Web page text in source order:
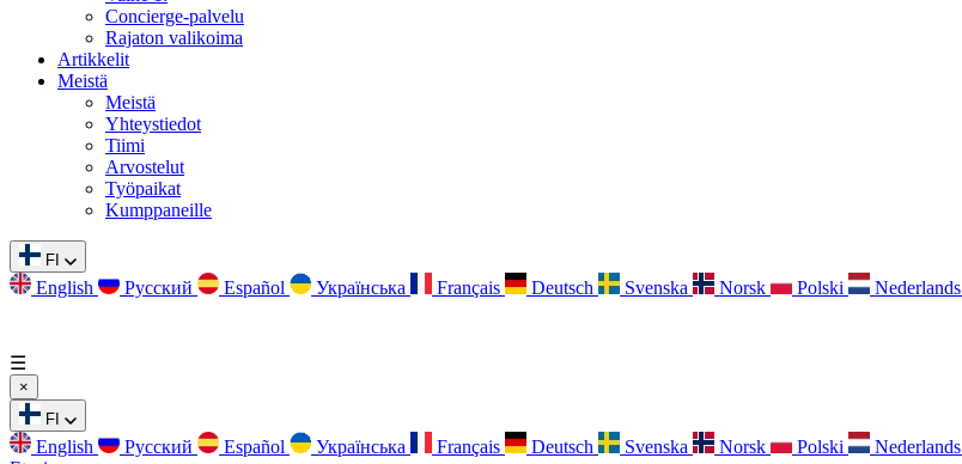
Concierge-palvelu
Rajaton valikoima
Artikkelit
Meistä
Meistä
Yhteystiedot
Tiimi
Arvostelut
Työpaikat
Kumppaneille
FI
English Русский Español Українська Français Deutsch Svenska Norsk Polski Nederlands
☰
×
FI
English Русский Español Українська Français Deutsch Svenska Norsk Polski Nederlands